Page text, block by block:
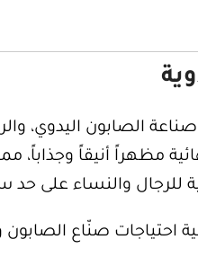
الصابون اليدوي،
مظهراً أنيقاً
للرجال والنساء على حد
احتياجات صنّاع الصابون